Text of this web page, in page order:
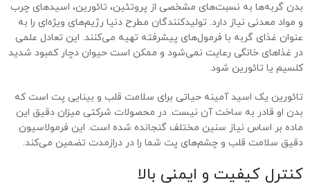
بدن گربه‌ها به نسبت‌های مشخصی از پروتئین، تائورین، اسیدهای چرب
و مواد معدنی نیاز دارد. تولیدکنندگان مطرح دنیا رژیم‌های ویژه‌ای را به
عنوان غذای گربه با فرمول‌های پیشرفته تهیه می‌کنند. این تعادل علمی
در غذاهای خانگی رعایت نمی‌شود و ممکن است حیوان دچار کمبود شدید
کلسیم یا تائورین شود.
تائورین یک اسید آمینه حیاتی برای سلامت قلب و بینایی پت است که
بدن او قادر به ساخت آن نیست. در محصولات شرکتی میزان دقیق این
ماده بر اساس نیاز سنین مختلف گنجانده شده است. این فرمولاسیون
دقیق سلامت قلب و چشم‌های پت شما را در درازمدت تضمین می‌کند.
کنترل کیفیت و ایمنی بالا